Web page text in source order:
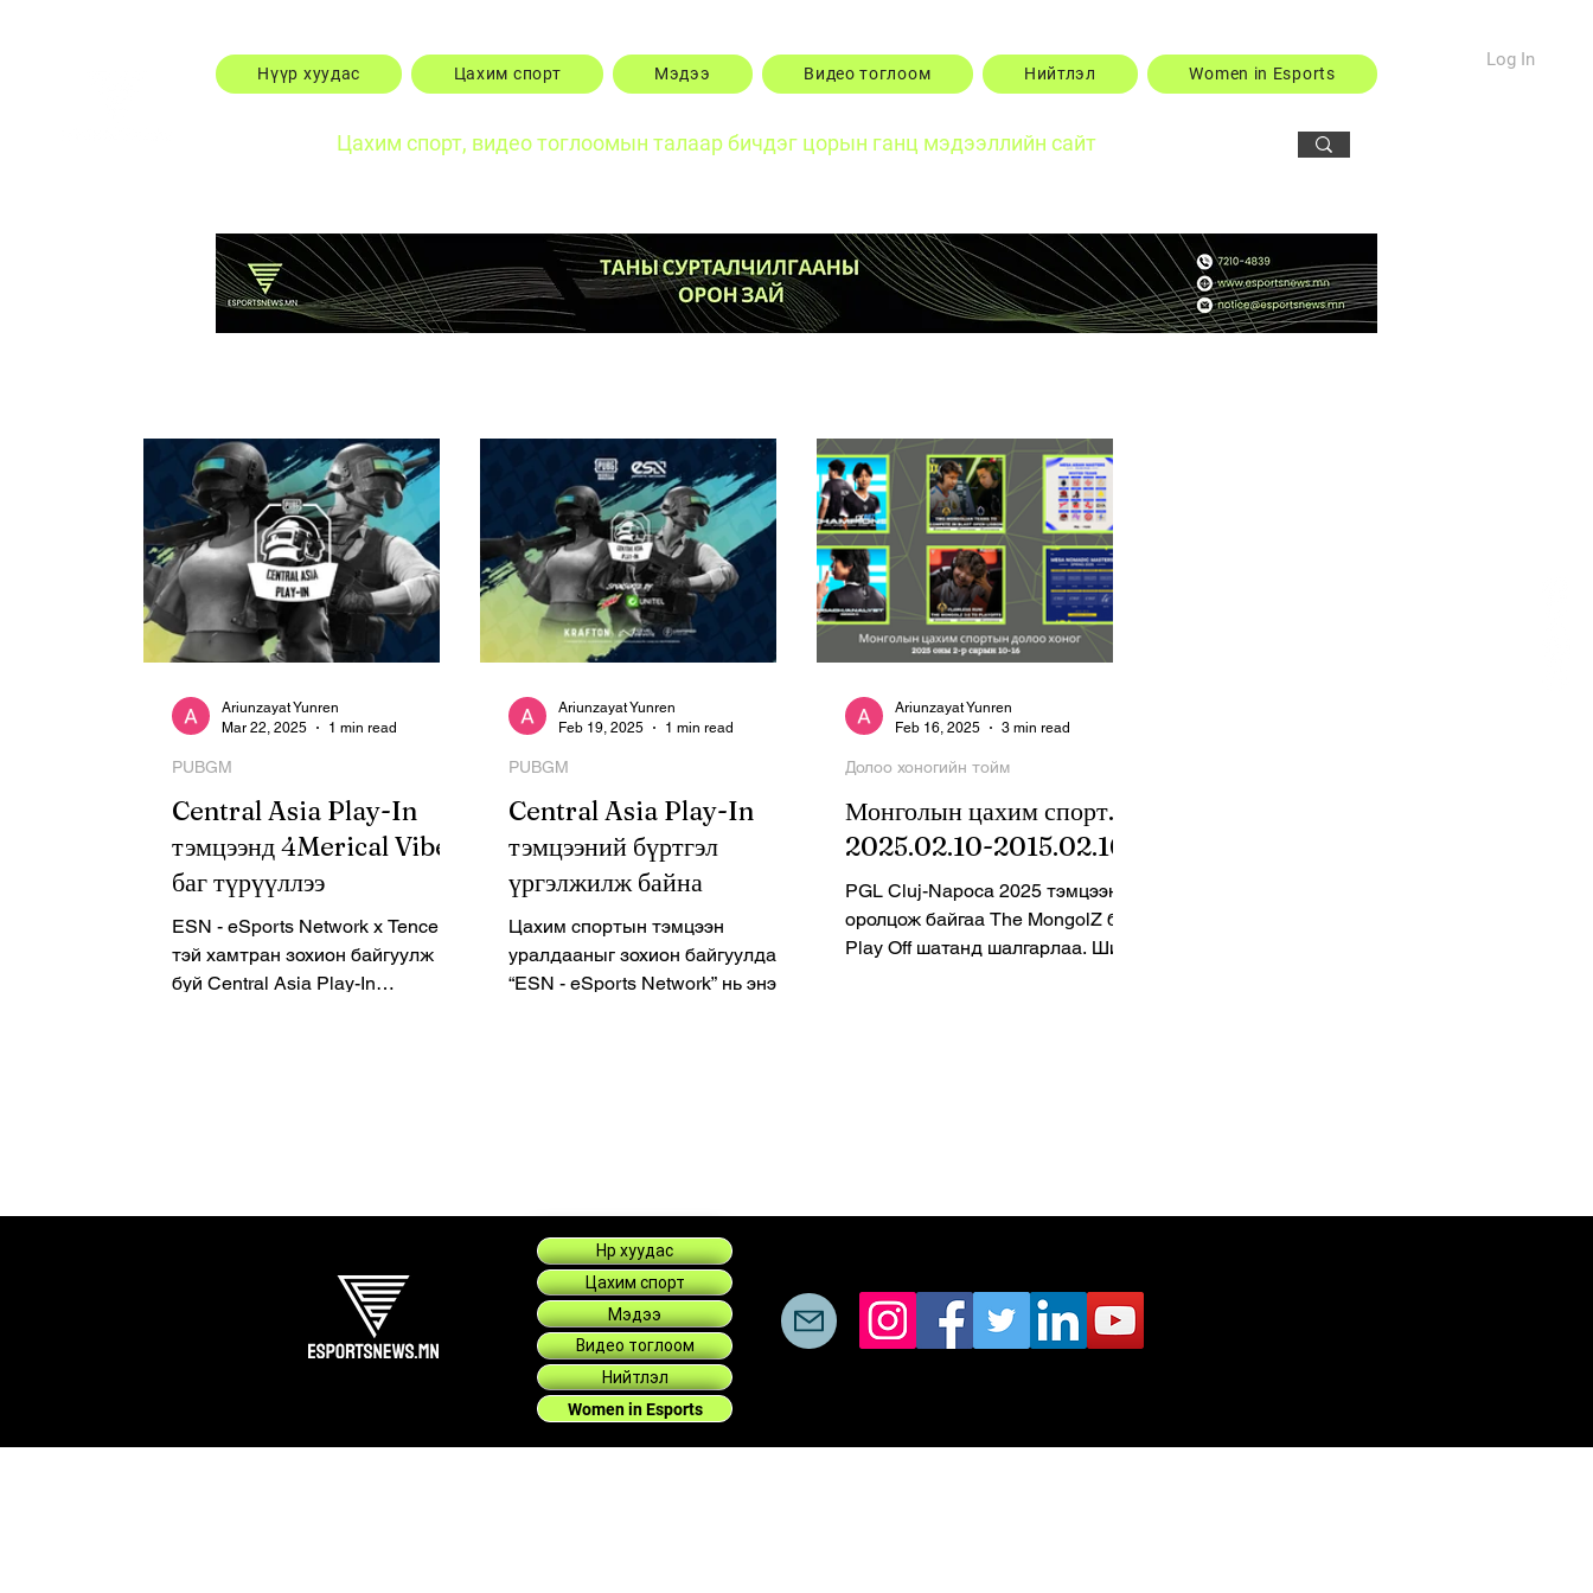
Нүүр хуудас Цахим спорт Мэдээ Видео тоглоом Нийтлэл Women in Esports
Log In
Цахим спорт, видео тоглоомын талаар бичдэг цорын ганц мэдээллийн сайт
Posts
Central Asia Play-In
тэмцээнд 4Merical Vibes
баг түрүүллээ
ESN - eSports Network x Tencent-
тэй хамтран зохион байгуулж
буй Central Asia Play-In
PUBGM
Ariunzayat Yunren
Mar 22, 2025
1 min read
Central Asia Play-In
тэмцээний бүртгэл
үргэлжилж байна
Цахим спортын тэмцээн
уралдааныг зохион байгуулдаг
“ESN - eSports Network” нь энэ
PUBGM
Ariunzayat Yunren
Feb 19, 2025
1 min read
Монголын цахим спорт.
2025.02.10-2015.02.16
PGL Cluj-Napoca 2025 тэмцээнд
оролцож байгаа The MongolZ баг
Play Off шатанд шалгарлаа. Шинэ
Долоо хоногийн тойм
Ariunzayat Yunren
Feb 16, 2025
3 min read
Нүүр хуудас
Цахим спорт
Мэдээ
Видео тоглоом
Нийтлэл
Women in Esports